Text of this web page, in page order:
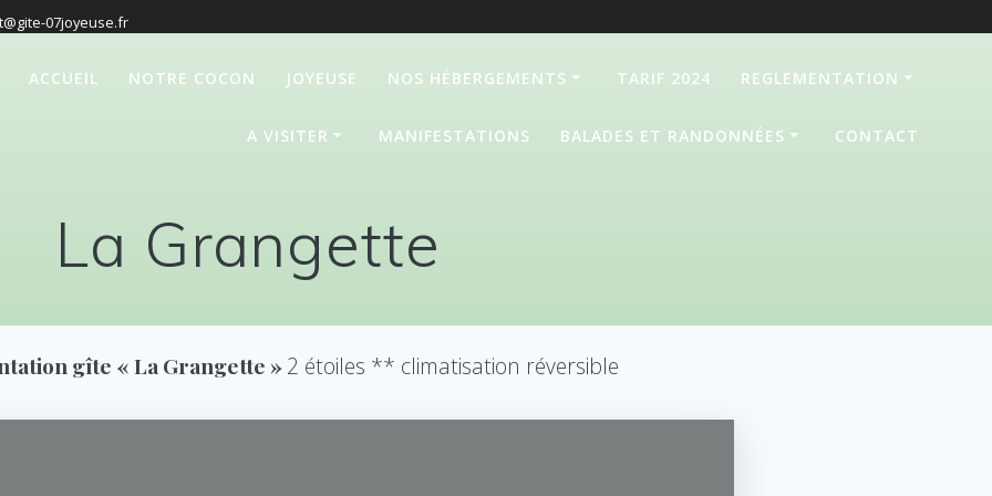
07joyeuse.fr
ACCUEIL NOTRE COCON JOYEUSE NOS HÉBERGEMENTS TARIF 2024 REGLEMENTATION
A VISITER MANIFESTATIONS BALADES ET RANDONNÉES CONTACT
La Grangette
gîte « La Grangette »2 étoiles ** climatisation réversible